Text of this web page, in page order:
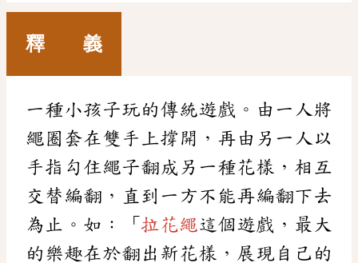
釋 義
一種小孩子玩的傳統遊戲。由一人將
繩圈套在雙手上撐開，再由另一人以
手指勾住繩子翻成另一種花樣，相互
交替編翻，直到一方不能再編翻下去
為止。如：「 拉花繩這個遊戲，最大
的樂趣在於翻出新花樣，展現自己的